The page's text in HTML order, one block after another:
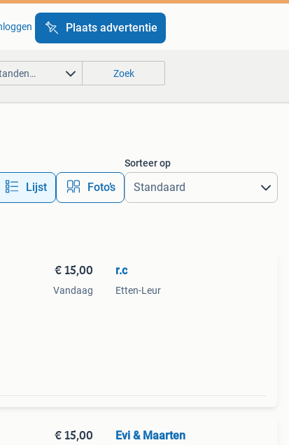
Plaats advertentie
Zoek
Lijst Foto’s
Sorteer op
€ 15,00
Vandaag
r.c
Etten-Leur
€ 15,00 Evi & Maarten